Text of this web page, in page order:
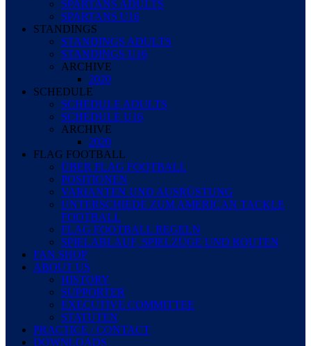
SPARTANS ADULTS
SPARTANS U16
STANDINGS
STANDINGS ADULTS
STANDINGS U16
ARCHIVE
2020
SCHEDULE
SCHEDULE ADULTS
SCHEDULE U16
ARCHIVE
2020
FLAG FOOTBALL
ÜBER FLAG FOOTBALL
POSITIONEN
VARIANTEN UND AUSRÜSTUNG
UNTERSCHIEDE ZUM AMERICAN TACKLE
FOOTBALL
FLAG FOOTBALL REGELN
SPIELABLAUF, SPIELZÜGE UND ROUTEN
FAN SHOP
ABOUT US
HISTORY
SUPPORTER
EXECUTIVE COMMITTEE
STATUTEN
PRACTICE / CONTACT
DOWNLOADS